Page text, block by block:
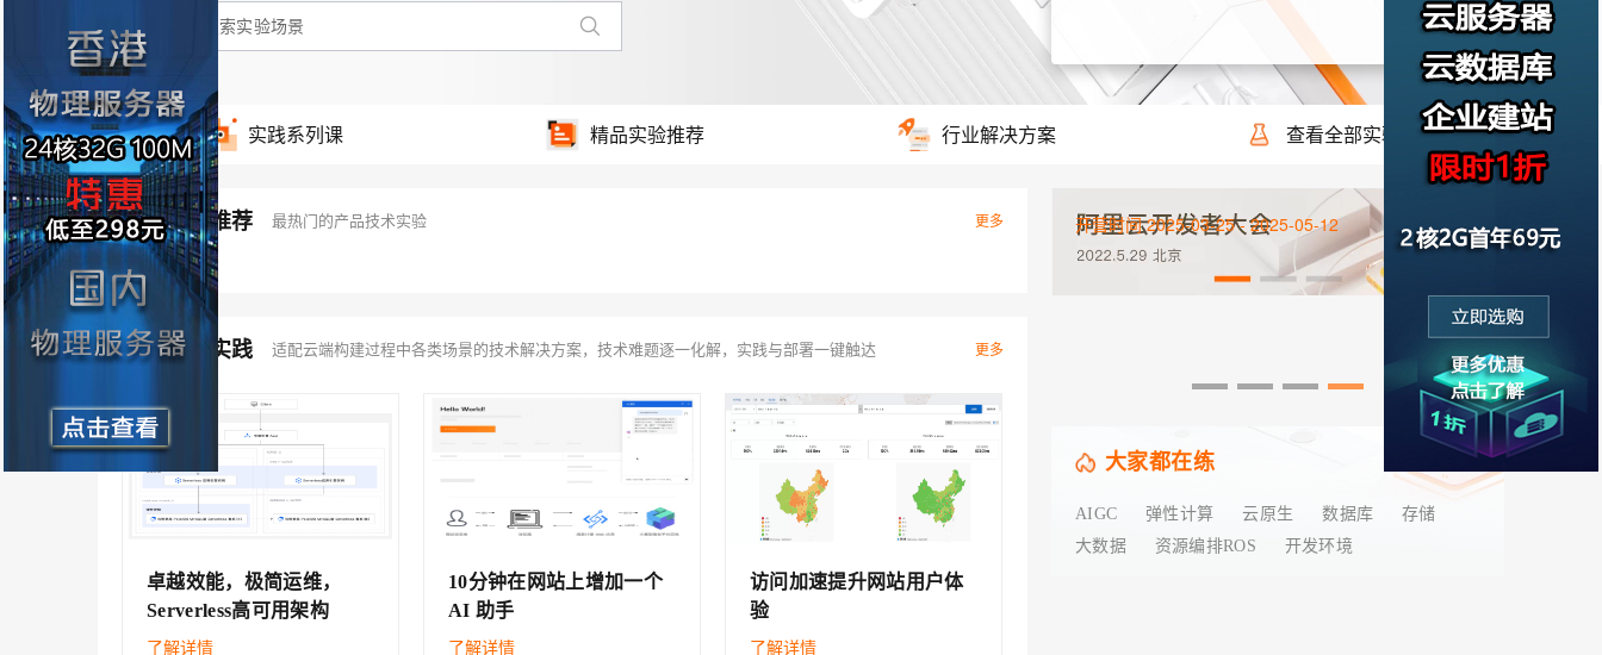
实践系列课 精品实验推荐 行业解决方案 查看全部实验 >
精品实验推荐 最热门的产品技术实验 更多
解决方案实践 适配云端构建过程中各类场景的技术解决方案，技术难题逐一化解，实践与部署一键触达 更多
卓越效能，极简运维，
Serverless高可用架构
了解详情
10分钟在网站上增加一个
AI 助手
了解详情
访问加速提升网站用户体
验
了解详情
开营时间 2025-03-31 - 2025-05-15 开营时间 2025-03-25 - 2025-05-12 搭建
开营时间 2025-02-20 - 2025-04-07
大家都在练
AIGC 弹性计算 云原生 数据库
存储
大数据
资源编排ROS 开发环境